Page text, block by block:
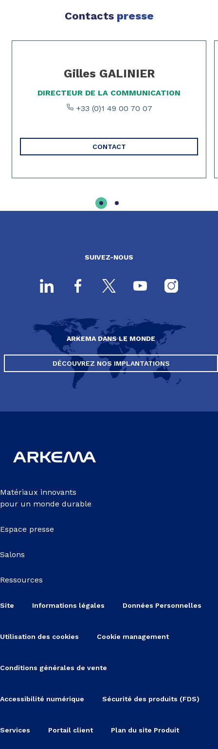
Contacts presse
Page 1 of 2
Gilles GALINIER
DIRECTEUR DE LA COMMUNICATION
+33 (0)1 49 00 70 07
CONTACT
SUIVEZ-NOUS
ARKEMA DANS LE MONDE
DÉCOUVREZ NOS IMPLANTATIONS
Matériaux innovants
pour un monde durable
Espace presse
Salons
Ressources
Site Informations légales Données Personnelles
Utilisation des cookies Cookie management
Conditions générales de vente
Accessibilité numérique Sécurité des produits (FDS)
Services Portail client Plan du site Produit